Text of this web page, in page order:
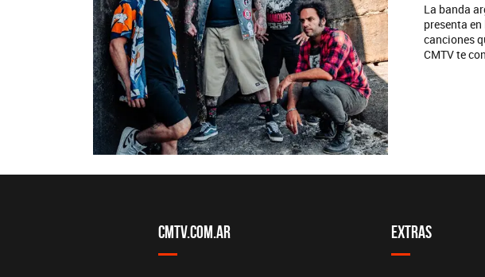
La banda
presenta
canciones
CMTV te
CMTV.com.ar Extras